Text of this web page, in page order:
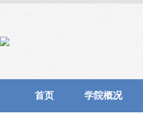
首页 学院概况